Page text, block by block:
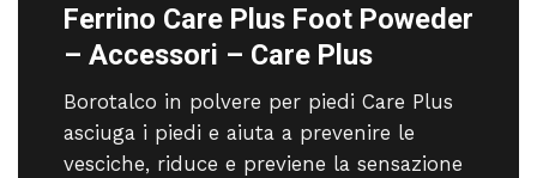
Ferrino Care Plus Foot Poweder
– Accessori – Care Plus
Borotalco in polvere per piedi Care Plus
asciuga i piedi e aiuta a prevenire le
vesciche, riduce e previene la sensazione